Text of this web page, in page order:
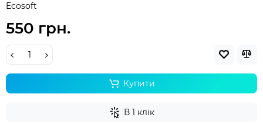
Ecosoft
550 грн.
Купити
В 1 клік